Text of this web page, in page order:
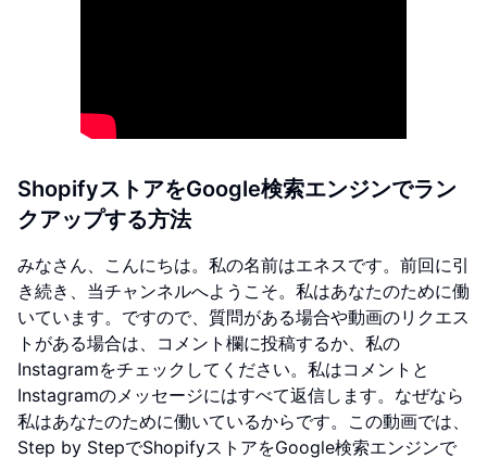
ShopifyストアをGoogle検索エンジンでラン
クアップする方法
みなさん、こんにちは。私の名前はエネスです。前回に引
き続き、当チャンネルへようこそ。私はあなたのために働
いています。ですので、質問がある場合や動画のリクエス
トがある場合は、コメント欄に投稿するか、私の
Instagramをチェックしてください。私はコメントと
Instagramのメッセージにはすべて返信します。なぜなら
私はあなたのために働いているからです。この動画では、
Step by StepでShopifyストアをGoogle検索エンジンで